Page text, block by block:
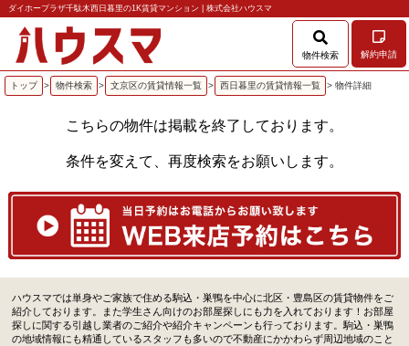
ダイホープラザ千駄木西日暮里の1K賃貸マンション | 株式会社ハウスマ
物件検索 解約申請
トップ > 物件検索 > 文京区の賃貸情報一覧 > 西日暮里の賃貸情報一覧 > 物件詳細
こちらの物件は掲載を終了しております。
条件を変えて、再度検索をお願いします。
ハウスマでは単身やご家族で住める駒込・巣鴨を中心に北区・豊島区の賃貸物件をご
紹介しております。また学生さん向けのお部屋探しにも力を入れております！お部屋
探しに関する引越し業者のご紹介や紹介キャンペーンも行っております。駒込・巣鴨
の地域情報にも精通しているスタッフも多いので不動産にかかわらず周辺地域のこと